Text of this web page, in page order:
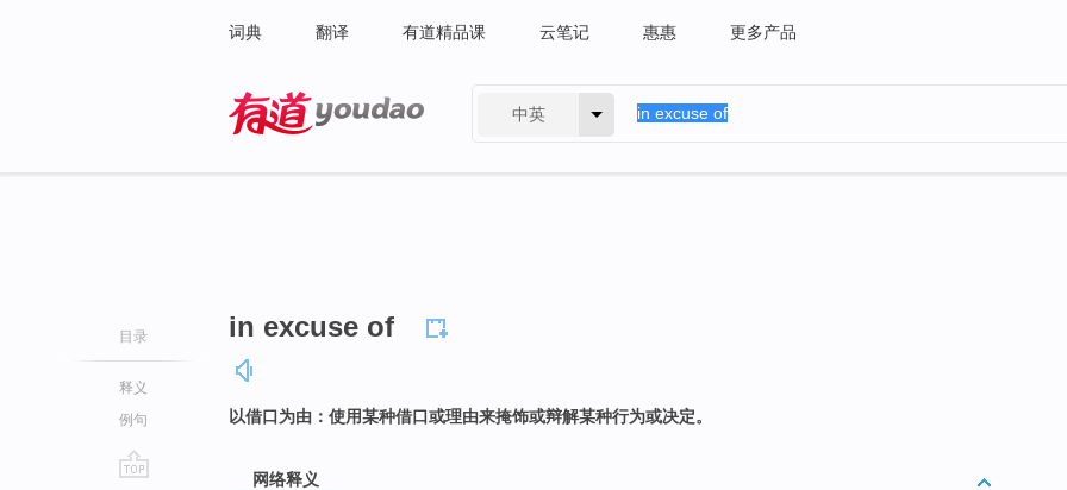
词典 翻译 有道精品课 云笔记 惠惠 更多产品
中英
目录
释义
例句
in excuse of
以借口为由：使用某种借口或理由来掩饰或辩解某种行为或决定。
网络释义